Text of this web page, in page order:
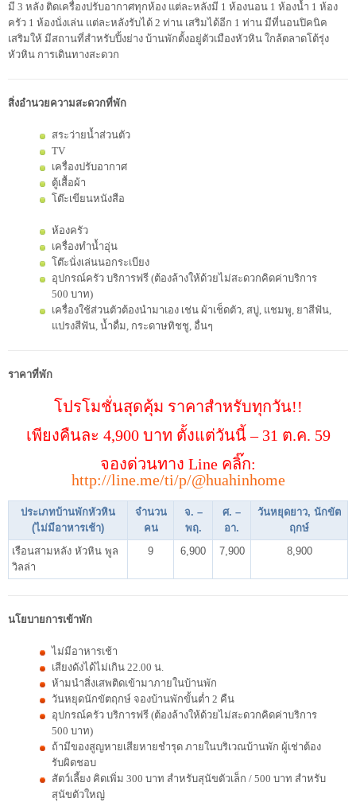
มี 3 หลัง ติดเครื่องปรับอากาศทุกห้อง แต่ละหลังมี 1 ห้องนอน 1 ห้องน้ำ 1 ห้อง
ครัว 1 ห้องนั่งเล่น แต่ละหลังรับได้ 2 ท่าน เสริมได้อีก 1 ท่าน มีที่นอนปิคนิค
เสริมให้ มีสถานที่สำหรับปิ้งย่าง บ้านพักตั้งอยู่ตัวเมืองหัวหิน ใกล้ตลาดโต้รุ่ง
หัวหิน การเดินทางสะดวก
สิ่งอำนวยความสะดวกที่พัก
สระว่ายน้ำส่วนตัว
TV
เครื่องปรับอากาศ
ตู้เสื้อผ้า
โต๊ะเขียนหนังสือ
ห้องครัว
เครื่องทำน้ำอุ่น
โต๊ะนั่งเล่นนอกระเบียง
อุปกรณ์ครัว บริการฟรี (ต้องล้างให้ด้วยไม่สะดวกคิดค่าบริการ
500 บาท)
เครื่องใช้ส่วนตัวต้องนำมาเอง เช่น ผ้าเช็ดตัว, สบู่, แชมพู, ยาสีฟัน,
แปรงสีฟัน, น้ำดื่ม, กระดาษทิชชู, อื่นๆ
ราคาที่พัก
โปรโมชั่นสุดคุ้ม ราคาสำหรับทุกวัน!!
เพียงคืนละ 4,900 บาท ตั้งแต่วันนี้ – 31 ต.ค. 59
จองด่วนทาง Line คลิ๊ก:
http://line.me/ti/p/@huahinhome
ประเภทบ้านพักหัวหิน
(ไม่มีอาหารเช้า)
จำนวน
คน
จ. –
พฤ.
ศ. –
อา.
วันหยุดยาว, นักขัต
ฤกษ์
เรือนสามหลัง หัวหิน พูล
วิลล่า
9 6,900 7,900 8,900
นโยบายการเข้าพัก
ไม่มีอาหารเช้า
เสียงดังได้ไม่เกิน 22.00 น.
ห้ามนำสิ่งเสพติดเข้ามาภายในบ้านพัก
วันหยุดนักขัตฤกษ์ จองบ้านพักขั้นต่ำ 2 คืน
อุปกรณ์ครัว บริการฟรี (ต้องล้างให้ด้วยไม่สะดวกคิดค่าบริการ
500 บาท)
ถ้ามีของสูญหายเสียหายชำรุด ภายในบริเวณบ้านพัก ผู้เช่าต้อง
รับผิดชอบ
สัตว์เลี้ยง คิดเพิ่ม 300 บาท สำหรับสุนัขตัวเล็ก / 500 บาท สำหรับ
สุนัขตัวใหญ่